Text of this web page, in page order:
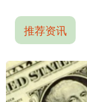
推荐资讯